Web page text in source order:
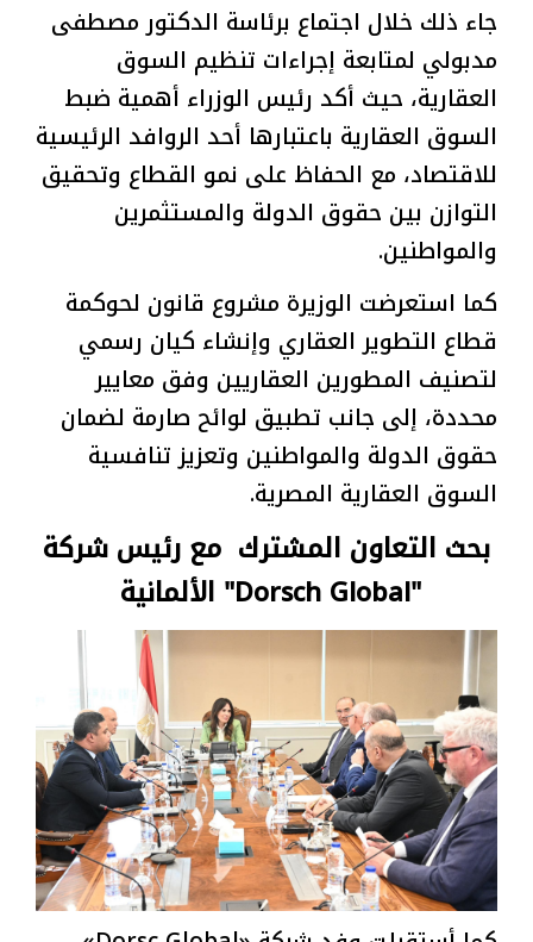
جاء ذلك خلال اجتماع برئاسة الدكتور مصطفى
مدبولي لمتابعة إجراءات تنظيم السوق
العقارية، حيث أكد رئيس الوزراء أهمية ضبط
السوق العقارية باعتبارها أحد الروافد الرئيسية
للاقتصاد، مع الحفاظ على نمو القطاع وتحقيق
التوازن بين حقوق الدولة والمستثمرين
والمواطنين.
كما استعرضت الوزيرة مشروع قانون لحوكمة
قطاع التطوير العقاري وإنشاء كيان رسمي
لتصنيف المطورين العقاريين وفق معايير
محددة، إلى جانب تطبيق لوائح صارمة لضمان
حقوق الدولة والمواطنين وتعزيز تنافسية
السوق العقارية المصرية.
بحث التعاون المشترك مع رئيس شركة
"Dorsch Global" الألمانية